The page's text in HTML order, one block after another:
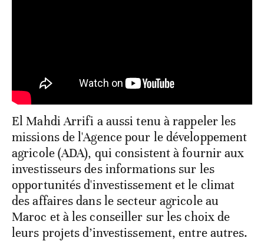
El Mahdi Arrifi a aussi tenu à rappeler les
missions de l'Agence pour le développement
agricole (ADA), qui consistent à fournir aux
investisseurs des informations sur les
opportunités d'investissement et le climat
des affaires dans le secteur agricole au
Maroc et à les conseiller sur les choix de
leurs projets d’investissement, entre autres.